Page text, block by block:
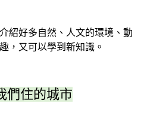
紹好多自然、人文的環境、動
，又可以學到新知識。
們住的城市